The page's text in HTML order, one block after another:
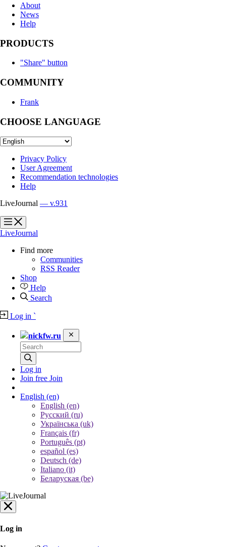
About
News
Help
PRODUCTS
"Share" button
COMMUNITY
Frank
CHOOSE LANGUAGE
Privacy Policy
User Agreement
Recommendation technologies
Help
LiveJournal — v.931
?
?
LiveJournal
Find more
Communities
RSS Reader
Shop
Help
Search
Log in `
nickfw.ru
Log in
Join free Join
English (en)
English (en)
Русский (ru)
Українська (uk)
Français (fr)
Português (pt)
español (es)
Deutsch (de)
Italiano (it)
Беларуская (be)
Log in